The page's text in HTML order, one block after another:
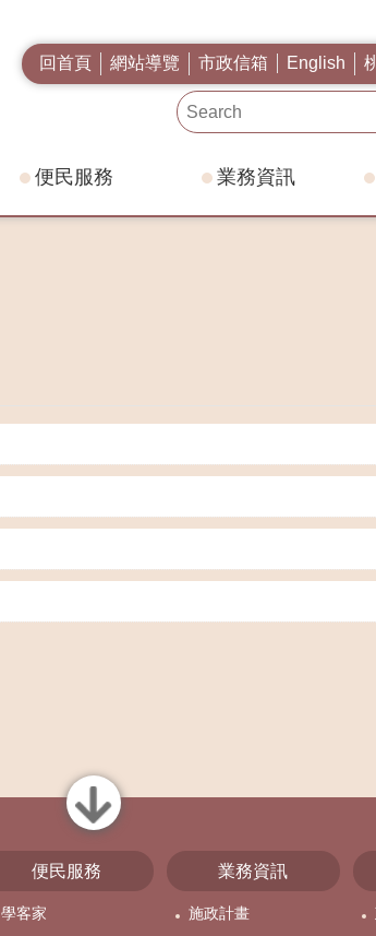
回首頁 網站導覽 市政信箱 English
便民服務 業務資訊
close
便民服務
學客家
業務資訊
施政計畫